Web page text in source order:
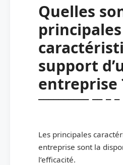
Quelles
principales
support
entreprise
Les principales
entreprise sont la
l’efficacité.